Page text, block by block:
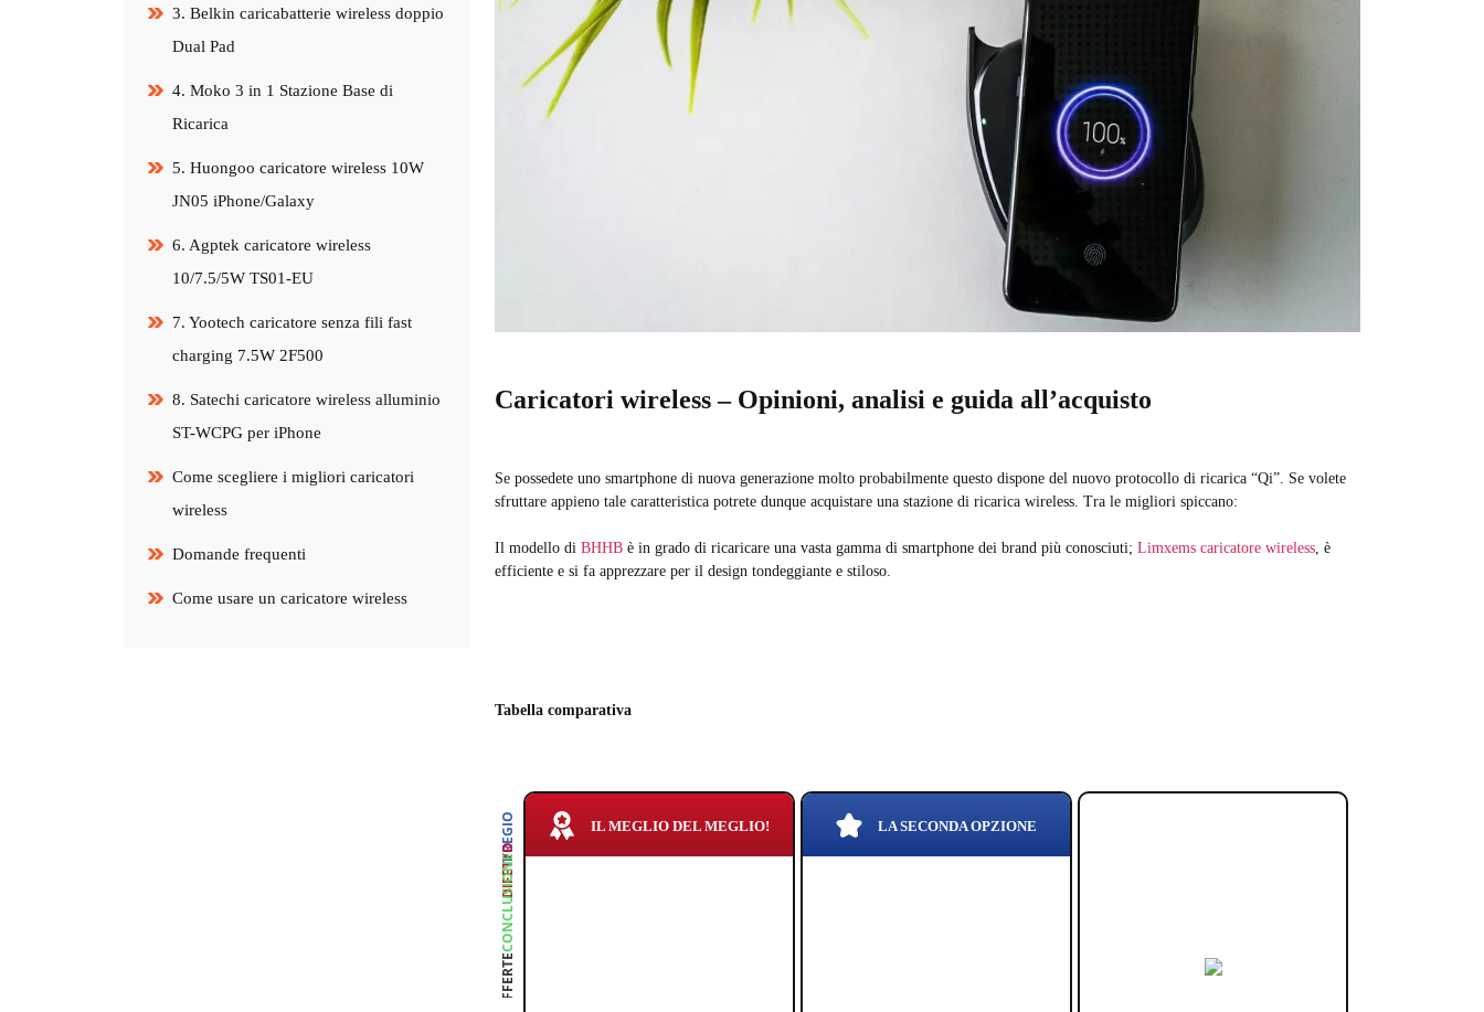
3. Belkin caricabatterie wireless doppio
Dual Pad
4. Moko 3 in 1 Stazione Base di
Ricarica
5. Huongoo caricatore wireless 10W
JN05 iPhone/Galaxy
6. Agptek caricatore wireless
10/7.5/5W TS01-EU
7. Yootech caricatore senza fili fast
charging 7.5W 2F500
8. Satechi caricatore wireless alluminio
ST-WCPG per iPhone
Come scegliere i migliori caricatori
wireless
Domande frequenti
Come usare un caricatore wireless
Caricatori wireless – Opinioni, analisi e guida all’acquisto
Se possedete uno smartphone di nuova generazione molto probabilmente questo dispone del nuovo protocollo di ricarica “Qi”. Se volete
sfruttare appieno tale caratteristica potrete dunque acquistare una stazione di ricarica wireless. Tra le migliori spiccano:
Il modello diBHHB è in grado di ricaricare una vasta gamma di smartphone dei brand più conosciuti; Limxems caricatore wireless, è
efficiente e si fa apprezzare per il design tondeggiante e stiloso.
Tabella comparativa
PREGIO
DIFETTO
CONCLUSIONE
OFFERTE
IL MEGLIO DEL MEGLIO! LA SECONDA OPZIONE